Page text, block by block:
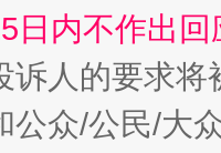
日内不作出
诉人的要求将
公众/公民/大